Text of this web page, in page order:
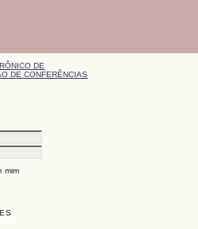
DE
DE CONFERÊNCIAS
mim